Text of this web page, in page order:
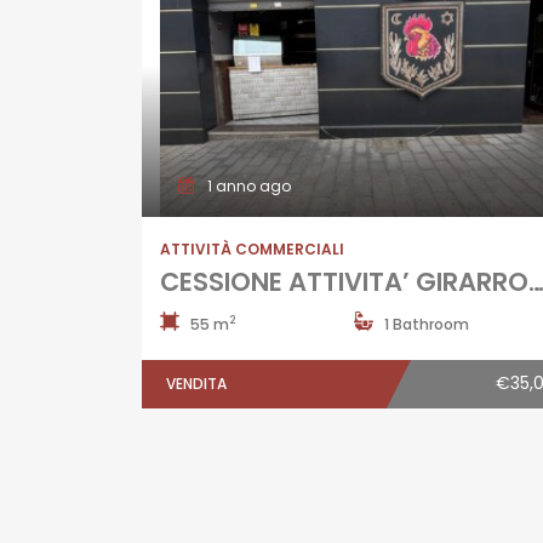
1 anno ago
ATTIVITÀ COMMERCIALI
CESSIONE ATTIVITA’ GIRARROSTO Calvizzano-Corso Italia
55 m2 1 Bathroom
VENDITA